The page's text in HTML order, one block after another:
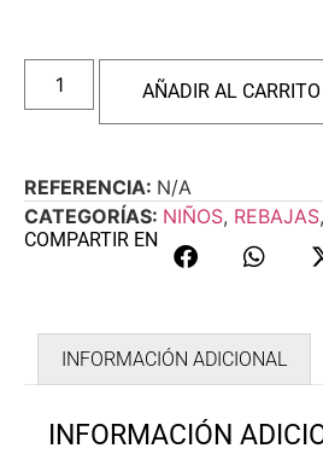
AÑADIR AL CARRITO
REFERENCIA: N/A
CATEGORÍAS: NIÑOS, REBAJAS,
COMPARTIR EN
INFORMACIÓN ADICIONAL
INFORMACIÓN